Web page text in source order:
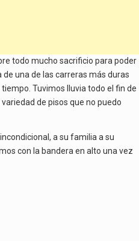
todo mucho sacrificio para poder
una de las carreras más duras
Tuvimos lluvia todo el fin de
de pisos que no puedo
a su familia a su
con la bandera en alto una vez